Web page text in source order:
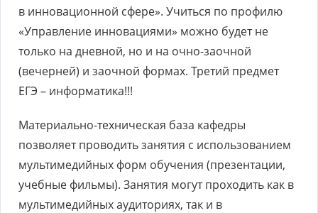
в инновационной сфере». Учиться по профилю
«Управление инновациями» можно будет не
только на дневной, но и на очно-заочной
(вечерней) и заочной формах. Третий предмет
ЕГЭ – информатика!!!
Материально-техническая база кафедры
позволяет проводить занятия с использованием
мультимедийных форм обучения (презентации,
учебные фильмы). Занятия могут проходить как в
мультимедийных аудиториях, так и в